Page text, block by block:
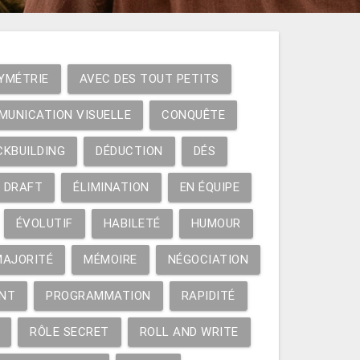
AVEC DES TOUT PETITS
VISUELLE CONQUÊTE
DÉDUCTION DÉS
DRAFT ÉLIMINATION EN ÉQUIPE
ÉVOLUTIF HABILETÉ HUMOUR
MÉMOIRE NÉGOCIATION
PROGRAMMATION RAPIDITÉ
RÔLE SECRET ROLL AND WRITE